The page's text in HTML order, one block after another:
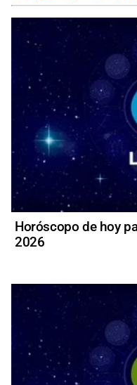
Horóscopo de hoy
2026